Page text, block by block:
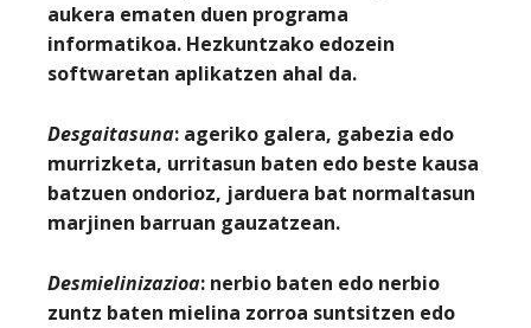
aukera ematen duen programa
informatikoa. Hezkuntzako edozein
softwaretan aplikatzen ahal da.
Desgaitasuna: ageriko galera, gabezia edo
murrizketa, urritasun baten edo beste kausa
batzuen ondorioz, jarduera bat normaltasun
marjinen barruan gauzatzean.
Desmielinizazioa: nerbio baten edo nerbio
zuntz baten mielina zorroa suntsitzen edo